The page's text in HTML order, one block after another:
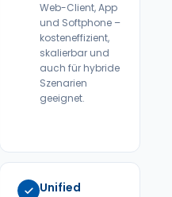
Web-Client, App
und Softphone –
kosteneffizient,
skalierbar und
auch für hybride
Szenarien
geeignet.
Unified